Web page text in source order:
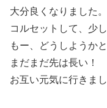
大分良くなりました。
コルセットして、少
もー、どうしようか
まだまだ先は長い！
お互い元気に行きまし